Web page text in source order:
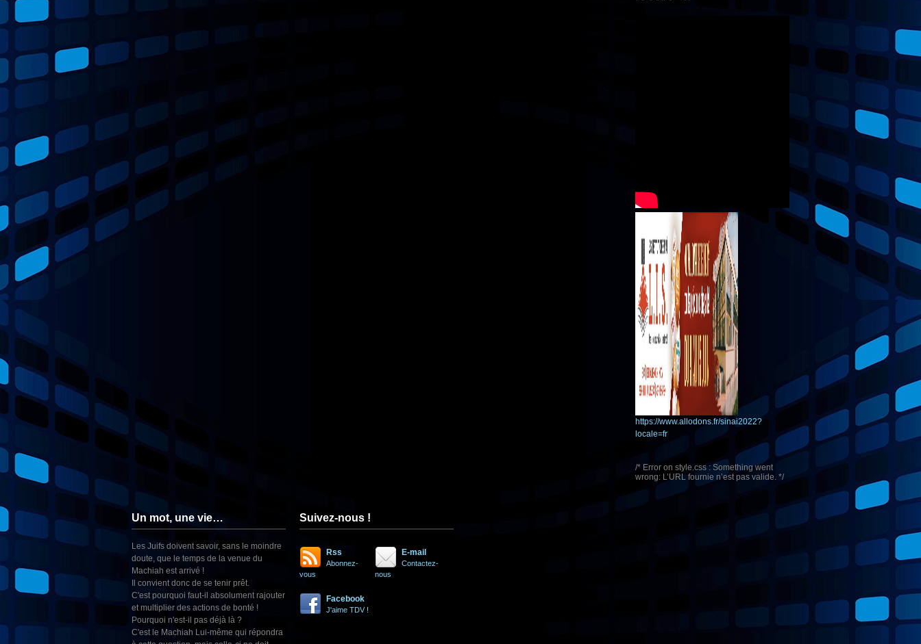
https://www.allodons.fr/sinai2022?
locale=fr
/* Error on style.css : Something went
wrong: L’URL fournie n’est pas valide. */
Un mot, une vie…
Les Juifs doivent savoir, sans le moindre
doute, que le temps de la venue du
Machiah est arrivé !
Il convient donc de se tenir prêt.
C'est pourquoi faut-il absolument rajouter
et multiplier des actions de bonté !
Pourquoi n'est-il pas déjà là ?
C'est le Machiah Lui-même qui répondra
Suivez-nous !
Rss
Abonnez-
vous
E-mail
Contactez-
nous
Facebook
J'aime TDV !